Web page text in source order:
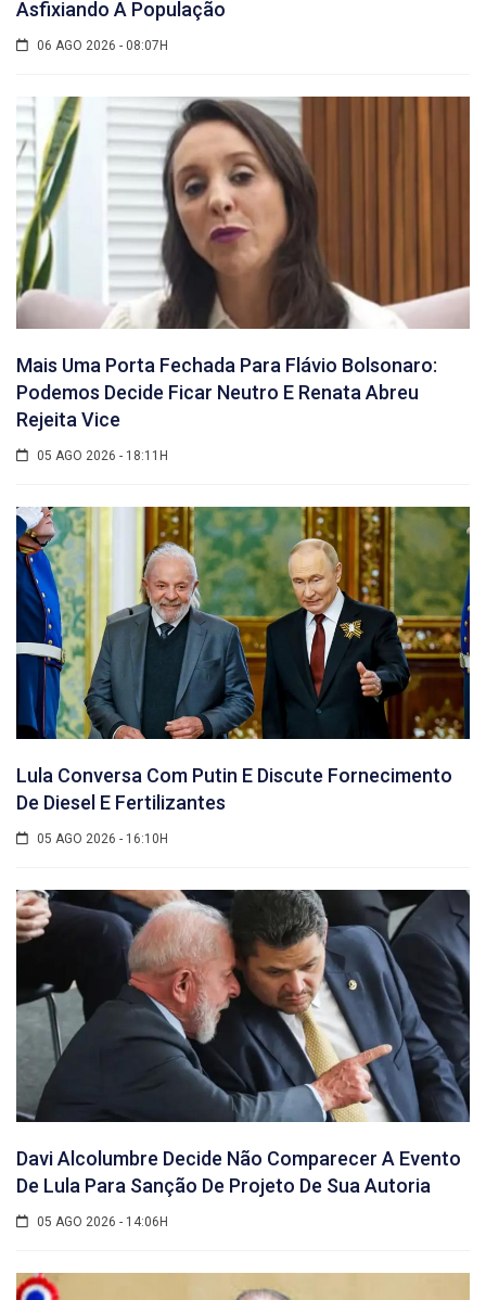
Asfixiando A População
06 AGO 2026 - 08:07H
Mais Uma Porta Fechada Para Flávio Bolsonaro:
Podemos Decide Ficar Neutro E Renata Abreu
Rejeita Vice
05 AGO 2026 - 18:11H
Lula Conversa Com Putin E Discute Fornecimento
De Diesel E Fertilizantes
05 AGO 2026 - 16:10H
Davi Alcolumbre Decide Não Comparecer A Evento
De Lula Para Sanção De Projeto De Sua Autoria
05 AGO 2026 - 14:06H